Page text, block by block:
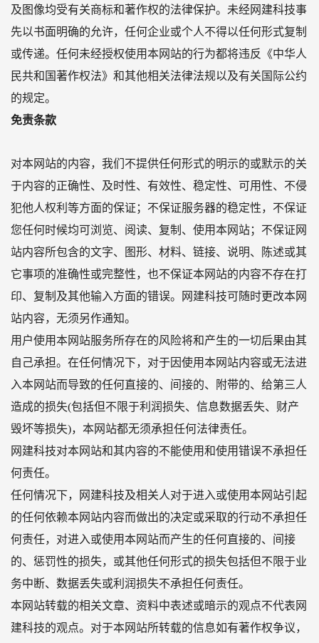
及图像均受有关商标和著作权的法律保护。未经网建科技事
先以书面明确的允许，任何企业或个人不得以任何形式复制
或传递。任何未经授权使用本网站的行为都将违反《中华人
民共和国著作权法》和其他相关法律法规以及有关国际公约
的规定。
免责条款
对本网站的内容，我们不提供任何形式的明示的或默示的关
于内容的正确性、及时性、有效性、稳定性、可用性、不侵
犯他人权利等方面的保证；不保证服务器的稳定性，不保证
您任何时候均可浏览、阅读、复制、使用本网站；不保证网
站内容所包含的文字、图形、材料、链接、说明、陈述或其
它事项的准确性或完整性，也不保证本网站的内容不存在打
印、复制及其他输入方面的错误。网建科技可随时更改本网
站内容，无须另作通知。
用户使用本网站服务所存在的风险将和产生的一切后果由其
自己承担。在任何情况下，对于因使用本网站内容或无法进
入本网站而导致的任何直接的、间接的、附带的、给第三人
造成的损失(包括但不限于利润损失、信息数据丢失、财产
毁坏等损失)，本网站都无须承担任何法律责任。
网建科技对本网站和其内容的不能使用和使用错误不承担任
何责任。
任何情况下，网建科技及相关人对于进入或使用本网站引起
的任何依赖本网站内容而做出的决定或采取的行动不承担任
何责任，对进入或使用本网站而产生的任何直接的、间接
的、惩罚性的损失，或其他任何形式的损失包括但不限于业
务中断、数据丢失或利润损失不承担任何责任。
本网站转载的相关文章、资料中表述或暗示的观点不代表网
建科技的观点。对于本网站所转载的信息如有著作权争议，